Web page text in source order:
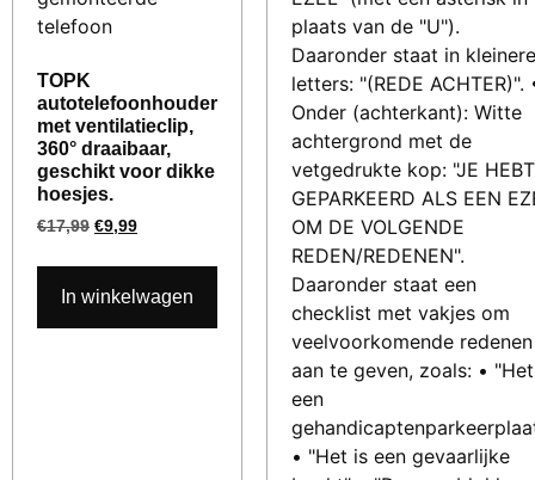
TOPK
autotelefoonhouder
met ventilatieclip,
360° draaibaar,
geschikt voor dikke
hoesjes.
€17,99 €9,99
In winkelwagen